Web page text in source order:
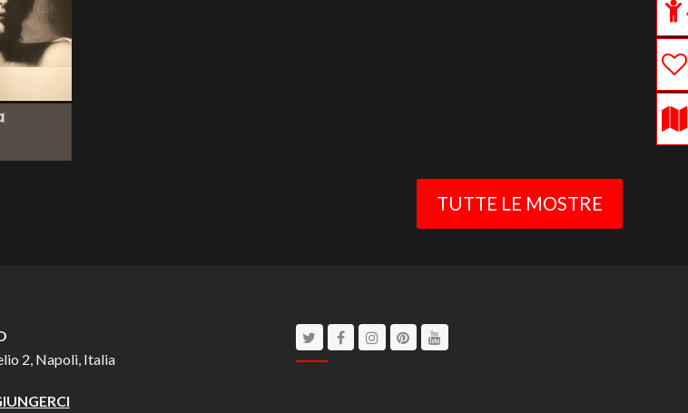
TUTTE LE MOSTRE
2, Napoli, Italia
TwitterFacebookInstagram
PinterestYoutube